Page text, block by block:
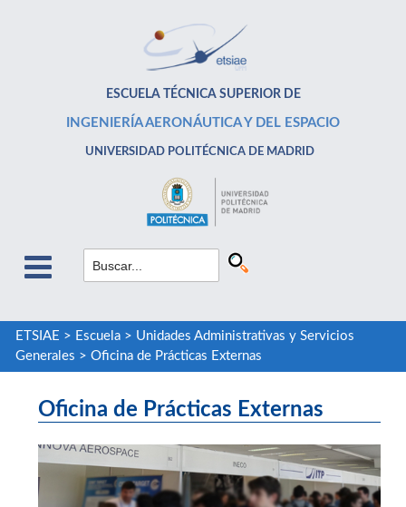
ESCUELA TÉCNICA SUPERIOR DE
INGENIERÍA AERONÁUTICA Y DEL ESPACIO
UNIVERSIDAD POLITÉCNICA DE MADRID
ETSIAE > Escuela> Unidades Administrativas y Servicios
Generales > Oficina de Prácticas Externas
Oficina de Prácticas Externas